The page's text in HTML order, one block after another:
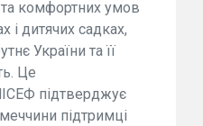
комфортних умов
і дитячих садках,
України та її
Це
підтверджує
підтримці